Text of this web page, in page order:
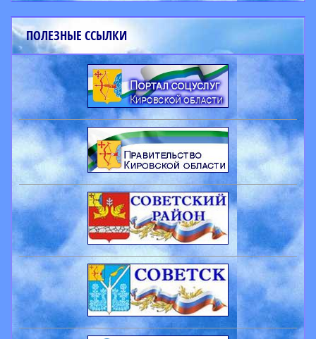
ПОЛЕЗНЫЕ ССЫЛКИ